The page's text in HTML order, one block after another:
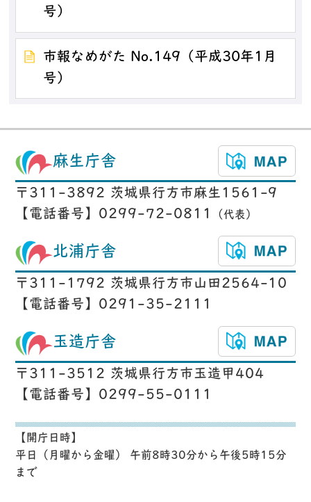
号）
市報なめがた No.149（平成30年1月
号）
麻生庁舎
〒311-3892 茨城県行方市麻生1561-9
【電話番号】0299-72-0811
（代表）
北浦庁舎
〒311-1792 茨城県行方市山田2564-10
【電話番号】0291-35-2111
玉造庁舎
〒311-3512 茨城県行方市玉造甲404
【電話番号】0299-55-0111
【開庁日時】
平日（月曜から金曜） 午前8時30分から午後5時15分
まで